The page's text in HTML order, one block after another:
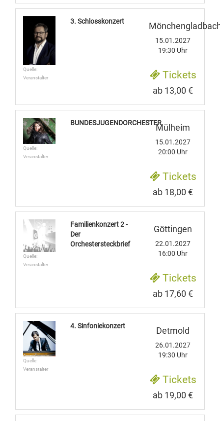
Quelle:
Veranstalter
3. Schlosskonzert
15.01.2027
19:30 Uhr
Tickets
ab 13,00 €
Quelle:
Veranstalter
BUNDESJUGENDORCHESTERMülheim
15.01.2027
20:00 Uhr
Tickets
ab 18,00 €
Quelle:
Veranstalter
Familienkonzert 2 -
Der
Orchestersteckbrief
Göttingen
22.01.2027
16:00 Uhr
Tickets
ab 17,60 €
Quelle:
Veranstalter
4. Sinfoniekonzert Detmold
26.01.2027
19:30 Uhr
Tickets
ab 19,00 €